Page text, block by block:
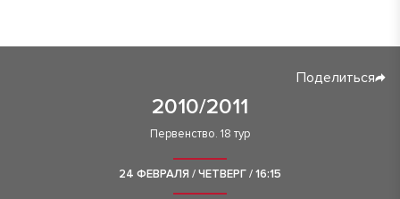
2010/2011
Поделиться
Первенство. 18 тур
24 ФЕВРАЛЯ / ЧЕТВЕРГ / 16:15